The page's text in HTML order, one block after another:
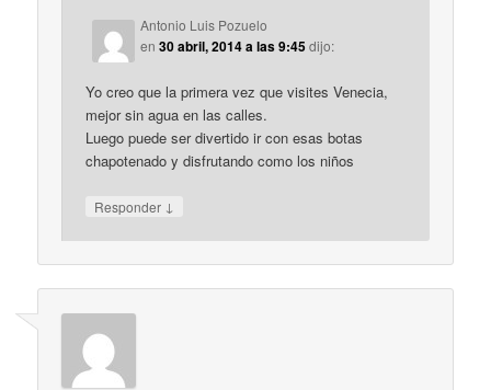
Antonio Luis Pozuelo
en30 abril, 2014 a las 9:45dijo:
Yo creo que la primera vez que visites Venecia,
mejor sin agua en las calles.
Luego puede ser divertido ir con esas botas
chapotenado y disfrutando como los niños
Responder ↓